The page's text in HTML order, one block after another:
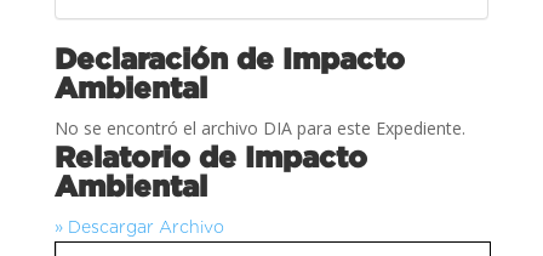
Declaración de Impacto
Ambiental
No se encontró el archivo DIA para este Expediente.
Relatorio de Impacto
Ambiental
» Descargar Archivo